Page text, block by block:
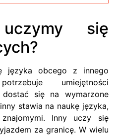
się
języka obcego z innego
umiejętności
się na wymarzone
stawia na naukę języka,
Inny uczy się
za granicę. W wielu